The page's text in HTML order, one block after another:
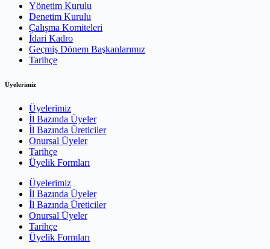
Yönetim Kurulu
Denetim Kurulu
Çalışma Komiteleri
İdari Kadro
Geçmiş Dönem Başkanlarımız
Tarihçe
Üyelerimiz
Üyelerimiz
İl Bazında Üyeler
İl Bazında Üreticiler
Onursal Üyeler
Tarihçe
Üyelik Formları
Üyelerimiz
İl Bazında Üyeler
İl Bazında Üreticiler
Onursal Üyeler
Tarihçe
Üyelik Formları